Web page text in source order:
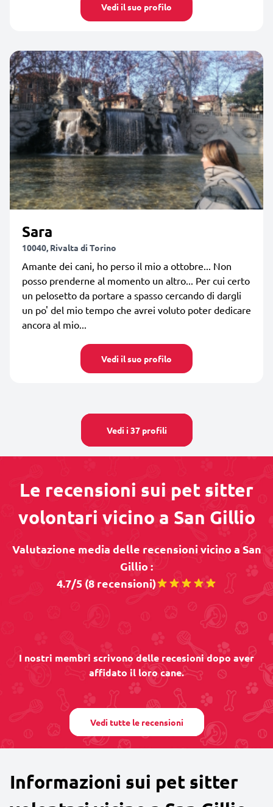
Vedi il suo profilo
Sara
10040, Rivalta di Torino
Amante dei cani, ho perso il mio a ottobre... Non
posso prenderne al momento un altro... Per cui certo
un pelosetto da portare a spasso cercando di dargli
un po' del mio tempo che avrei voluto poter dedicare
ancora al mio...
Vedi il suo profilo
Vedi i 37 profili
Le recensioni sui pet sitter
volontari vicino a San Gillio
Valutazione media delle recensioni vicino a San
Gillio :
4.7/5 (8 recensioni)
I nostri membri scrivono delle recesioni dopo aver
affidato il loro cane.
Vedi tutte le recensioni
Informazioni sui pet sitter